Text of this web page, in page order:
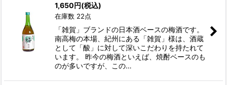
1,650円(税込)
在庫数 22点
「雑賀」ブランドの日本酒ベースの梅酒です。
南高梅の本場、紀州にある「雑賀」様は、酒蔵
として「酸」に対して深いこだわりを持たれて
います。 昨今の梅酒といえば、焼酎ベースのも
のが多いですが、この…